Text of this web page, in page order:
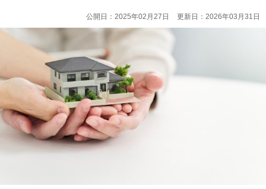
買取の特徴
お取引の流れ
社員紹介
買取の事例
公開日：2025年02月27日 更新日：2026年03月31日